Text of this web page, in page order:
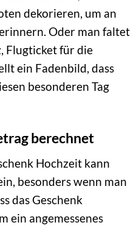
dekorieren, um an
Oder man faltet
Flugticket für die
ein Fadenbild, dass
besonderen Tag
berechnet
Hochzeit kann
besonders wenn man
das Geschenk
ein angemessenes